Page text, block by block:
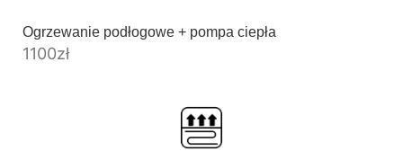
Ogrzewanie podłogowe + pompa ciepła
1100zł